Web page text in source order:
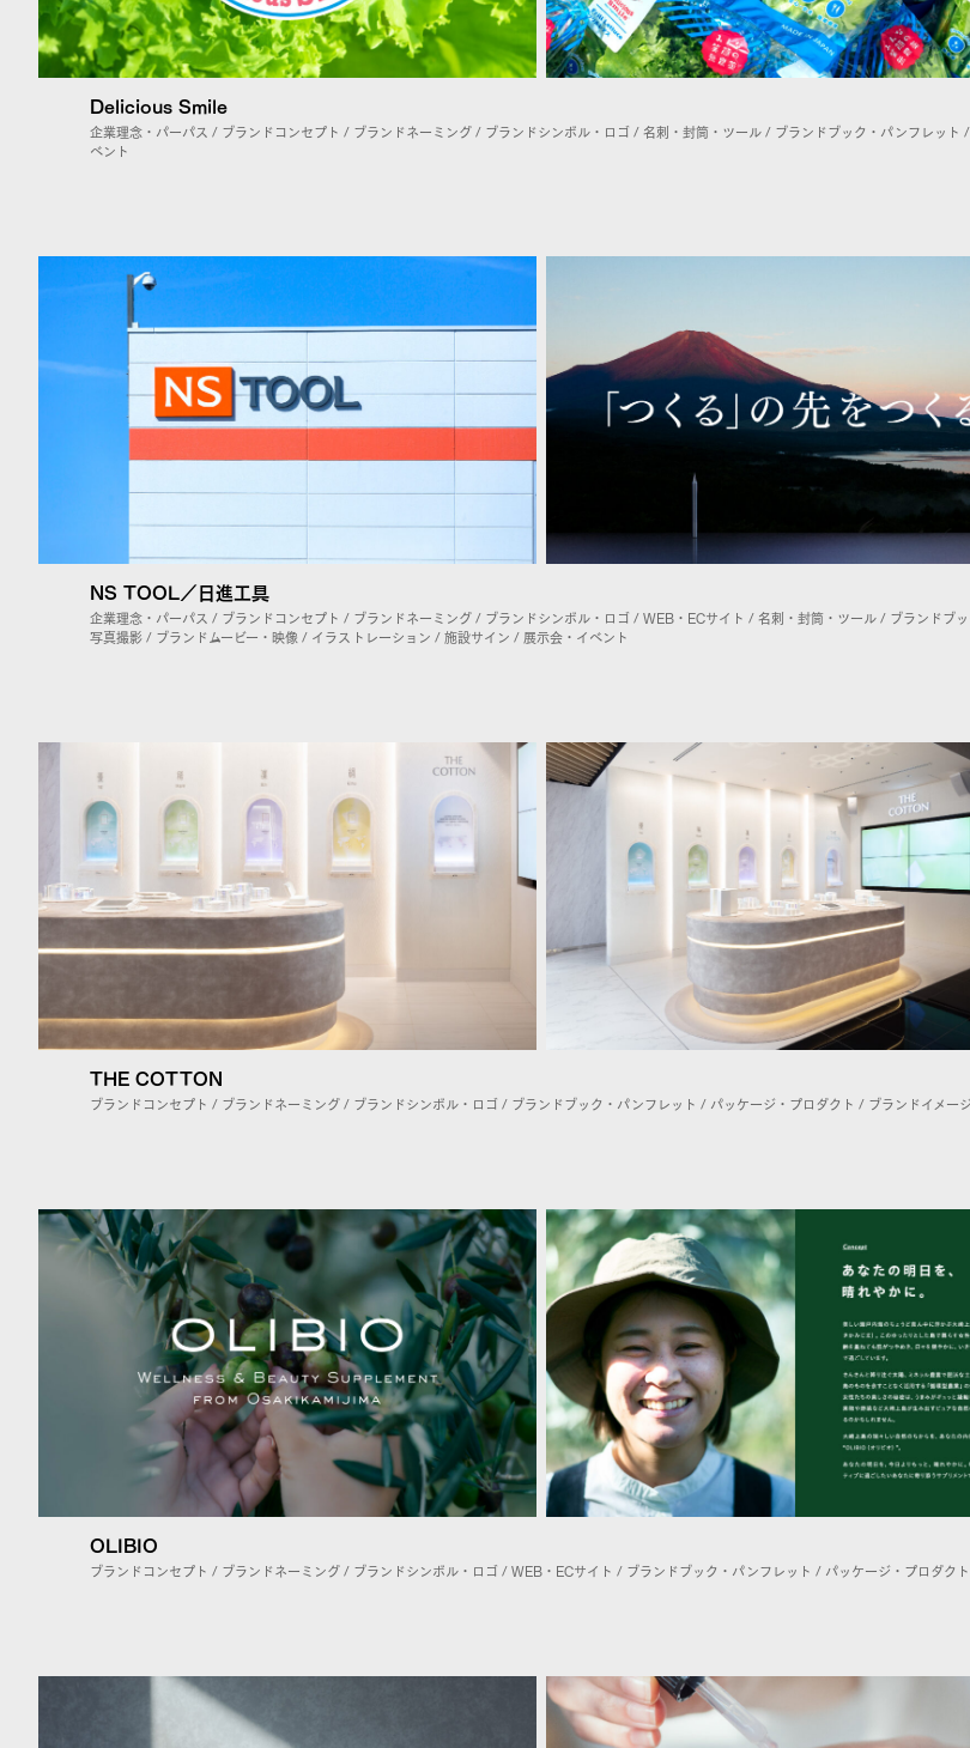
Delicious Smile
企業理念・パーパス / ブランドコンセプト / ブランドネーミング / ブランドシンボル・ロゴ / 名刺・封筒・ツール / ブランドブック・パンフレッ
ベント
NS TOOL／日進工具
企業理念・パーパス / ブランドコンセプト / ブランドネーミング / ブランドシンボル・ロゴ / WEB・ECサイト / 名刺・封筒・ツール / ブランドブ
写真撮影 / ブランドムービー・映像 / イラストレーション / 施設サイン / 展示会・イベント
THE COTTON
ブランドコンセプト / ブランドネーミング / ブランドシンボル・ロゴ / ブランドブック・パンフレット / パッケージ・プロダクト / ブランドイメ
OLIBIO
ブランドコンセプト / ブランドネーミング / ブランドシンボル・ロゴ / WEB・ECサイト / ブランドブック・パンフレット / パッケージ・プロダク